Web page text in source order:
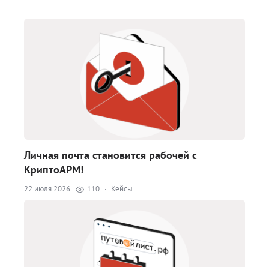
Личная почта становится рабочей с
КриптоАРМ!
22 июля 2026 110 · Кейсы